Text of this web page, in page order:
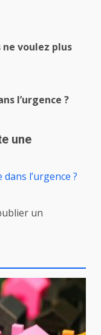
voulez plus
l’urgence ?
une
l’urgence ?
un